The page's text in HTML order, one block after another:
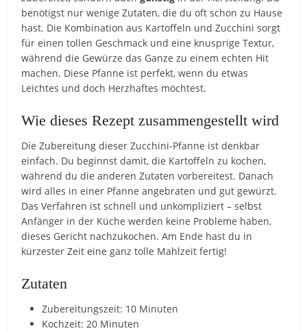
benötigst nur wenige Zutaten, die du oft schon zu Hause
hast. Die Kombination aus Kartoffeln und Zucchini sorgt
für einen tollen Geschmack und eine knusprige Textur,
während die Gewürze das Ganze zu einem echten Hit
machen. Diese Pfanne ist perfekt, wenn du etwas
Leichtes und doch Herzhaftes möchtest.
Wie dieses Rezept zusammengestellt wird
Die Zubereitung dieser Zucchini-Pfanne ist denkbar
einfach. Du beginnst damit, die Kartoffeln zu kochen,
während du die anderen Zutaten vorbereitest. Danach
wird alles in einer Pfanne angebraten und gut gewürzt.
Das Verfahren ist schnell und unkompliziert – selbst
Anfänger in der Küche werden keine Probleme haben,
dieses Gericht nachzukochen. Am Ende hast du in
kürzester Zeit eine ganz tolle Mahlzeit fertig!
Zutaten
Zubereitungszeit: 10 Minuten
Kochzeit: 20 Minuten